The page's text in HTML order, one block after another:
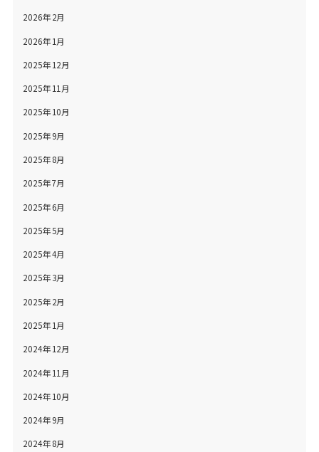
2026年2月
2026年1月
2025年12月
2025年11月
2025年10月
2025年9月
2025年8月
2025年7月
2025年6月
2025年5月
2025年4月
2025年3月
2025年2月
2025年1月
2024年12月
2024年11月
2024年10月
2024年9月
2024年8月